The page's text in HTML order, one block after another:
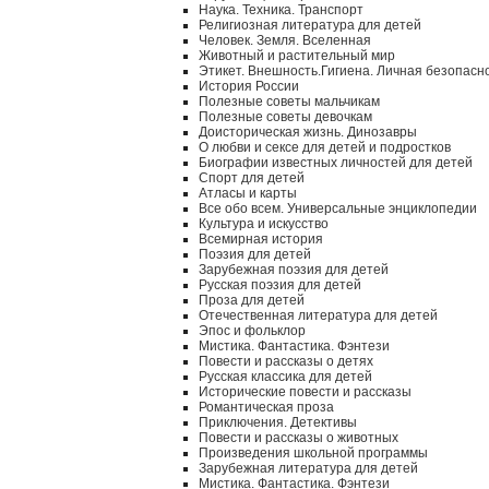
Наука. Техника. Транспорт
Религиозная литература для детей
Человек. Земля. Вселенная
Животный и растительный мир
Этикет. Внешность.Гигиена. Личная
История России
Полезные советы мальчикам
Полезные советы девочкам
Доисторическая жизнь. Динозавры
О любви и сексе для детей и подростков
Биографии известных личностей для детей
Спорт для детей
Атласы и карты
Все обо всем. Универсальные энциклопедии
Культура и искусство
Всемирная история
Поэзия для детей
Зарубежная поэзия для детей
Русская поэзия для детей
Проза для детей
Отечественная литература для детей
Эпос и фольклор
Мистика. Фантастика. Фэнтези
Повести и рассказы о детях
Русская классика для детей
Исторические повести и рассказы
Романтическая проза
Приключения. Детективы
Повести и рассказы о животных
Произведения школьной программы
Зарубежная литература для детей
Мистика. Фантастика. Фэнтези